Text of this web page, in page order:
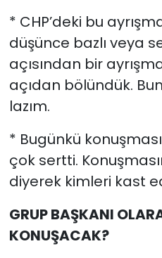
* CHP’deki bu
düşünce bazlı veya
açısından bir
açıdan bölündük.
lazım.
* Bugünkü
çok sertti.
diyerek kimleri kast
GRUP BAŞKANI
KONUŞACAK?